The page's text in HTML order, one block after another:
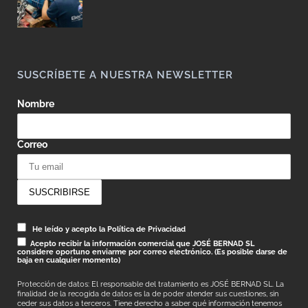
SUSCRÍBETE A NUESTRA NEWSLETTER
Nombre
Correo
He leído y acepto la Política de Privacidad
Acepto recibir la información comercial que JOSÉ BERNAD SL
considere oportuno enviarme por correo electrónico. (Es posible darse de
baja en cualquier momento)
Protección de datos: El responsable del tratamiento es JOSÉ BERNAD SL. La
finalidad de la recogida de datos es la de poder atender sus cuestiones, sin
ceder sus datos a terceros. Tiene derecho a saber qué información tenemos